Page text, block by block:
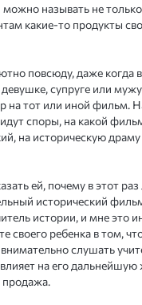
называть не только
какие-то продукты
повсюду, даже когда
супруге или
на тот или иной фильм.
споры, на какой
на историческую
ей, почему в этот
исторический
истории, и мне это
своего ребенка в том,
слушать
на его дальнейшую
продажа.